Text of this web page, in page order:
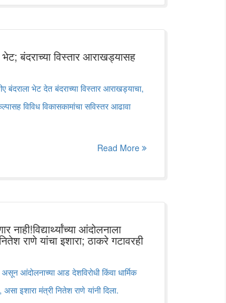
बंदराच्या विस्तार आराखड्यासह
बंदराला भेट देत बंदराच्या विस्तार आराखड्याचा,
विविध विकासकामांचा सविस्तर आढावा
Read More
आंदोलनाला
राणे यांचा इशारा; ठाकरे गटावरही
असून आंदोलनाच्या आड देशविरोधी किंवा धार्मिक
इशारा मंत्री नितेश राणे यांनी दिला.